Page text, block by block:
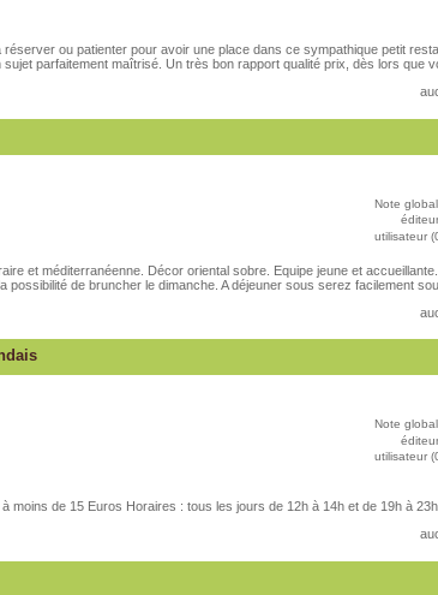
réserver ou patienter pour avoir une place dans ce sympathique petit
parfaitement maîtrisé. Un très bon rapport qualité prix, dès lors que
Note
utilisateur
et méditerranéenne. Décor oriental sobre. Equipe jeune et
possibilité de bruncher le dimanche. A déjeuner sous serez facilement
Note
utilisateur
moins de 15 Euros Horaires : tous les jours de 12h à 14h et de 19h à 23h